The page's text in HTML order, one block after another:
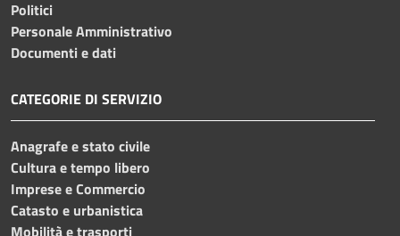
Politici
Personale Amministrativo
Documenti e dati
CATEGORIE DI SERVIZIO
Anagrafe e stato civile
Cultura e tempo libero
Imprese e Commercio
Catasto e urbanistica
Mobilità e trasporti